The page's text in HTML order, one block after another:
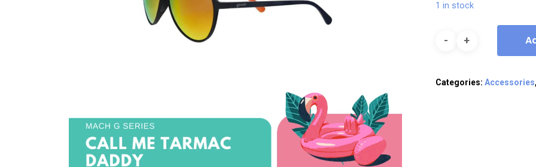
1 in stock
Categories: Accessories,